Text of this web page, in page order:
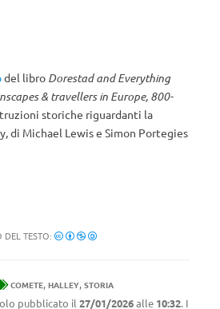
del libro Dorestad and Everything
& travellers in Europe, 800-
storiche riguardanti la
di Michael Lewis e Simon Portegies
DEL TESTO:
COMETE, HALLEY, STORIA
pubblicato il 27/01/2026alle 10:32. I